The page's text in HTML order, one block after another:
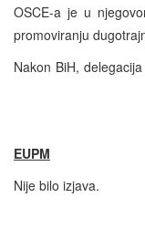
OSCE-a je u
promoviranju
Nakon BiH,
EUPM
Nije bilo izjava.